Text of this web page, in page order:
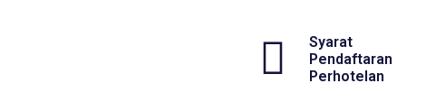
Syarat
Pendaftaran
Perhotelan